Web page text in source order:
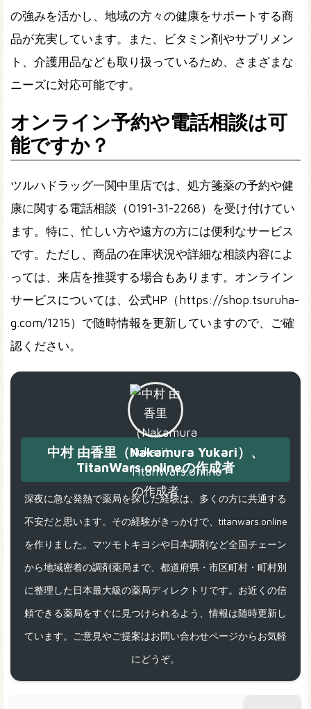
の強みを活かし、地域の方々の健康をサポートする商
品が充実しています。また、ビタミン剤やサプリメン
ト、介護用品なども取り扱っているため、さまざまな
ニーズに対応可能です。
オンライン予約や電話相談は可
能ですか？
ツルハドラッグ一関中里店では、処方箋薬の予約や健
康に関する電話相談（0191-31-2268）を受け付けてい
ます。特に、忙しい方や遠方の方には便利なサービス
です。ただし、商品の在庫状況や詳細な相談内容によ
っては、来店を推奨する場合もあります。オンライン
サービスについては、公式HP（https://shop.tsuruha-
g.com/1215）で随時情報を更新していますので、ご確
認ください。
中村 由香里（Nakamura Yukari）、
TitanWars.onlineの作成者
深夜に急な発熱で薬局を探した経験は、多くの方に共通する
不安だと思います。その経験がきっかけで、titanwars.online
を作りました。マツモトキヨシや日本調剤など全国チェーン
から地域密着の調剤薬局まで、都道府県・市区町村・町村別
に整理した日本最大級の薬局ディレクトリです。お近くの信
頼できる薬局をすぐに見つけられるよう、情報は随時更新し
ています。ご意見やご提案はお問い合わせページからお気軽
にどうぞ。